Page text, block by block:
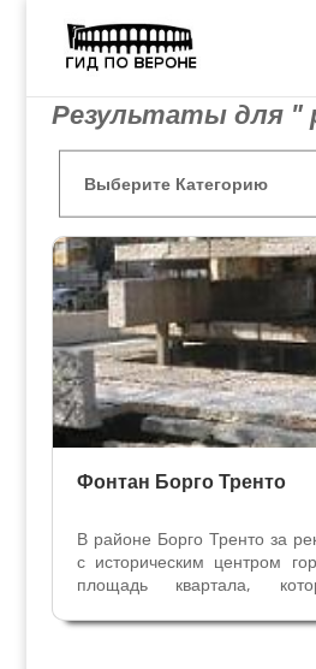
Результаты для "
Мосты Колодцы
Скрытая Верона
Фонтан Борго Тренто
В районе Борго Тренто за
с историческим центром
площадь квартала,
Тренто ведёт Мост